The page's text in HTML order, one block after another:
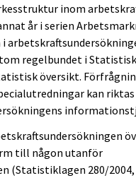
inom
år i serien
i
regelbundet i
översikt.
kan
till någon utanför
(Statistiklagen 280/2004,